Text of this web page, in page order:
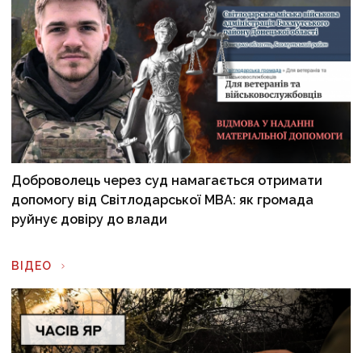
Доброволець через суд намагається отримати
допомогу від Світлодарської МВА: як громада
руйнує довіру до влади
ВІДЕО